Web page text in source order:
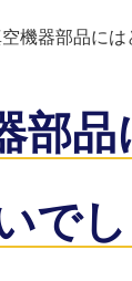
機器部品に
部
で